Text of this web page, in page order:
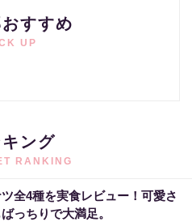
すすめ
UP
ング
RANKING
全4種を実食レビュー！可愛さ
っちりで大満足。